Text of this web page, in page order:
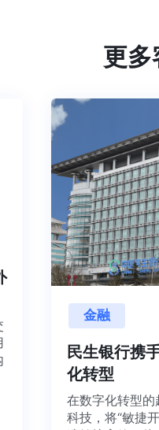
更多
金融
民生银行
化转型
在数字化转
科技，将“敏